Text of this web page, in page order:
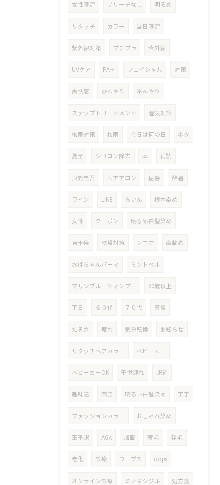
女性限定 ブリーチなし 明るめ
リタッチ カラー 当日限定
紫外線対策 プチプラ 紫外線
UVケア PA＋ フェイシャル 対策
爽快感 ひんやり 冷んやり
ステップトリートメント 湿気対策
梅雨対策 梅雨 今日は何の日 ネタ
夏至 シリコン除去 本 再読
東野圭吾 ヘアアロン 猛暑 酷暑
ライン LINE らいん 根本染め
女性 クーポン 明るめ白髪染め
東十条 乾燥対策 シニア 高齢者
おばちゃんパーマ ミントベル
マリンブルーシャンプー 60歳以上
平日 ６０代 ７０代 真夏
だるさ 疲れ 気分転換 お知らせ
リタッチヘアカラー ベビーカー
ベビーカーOK 子供連れ 駅近
趣味活 国宝 明るい白髪染め 王子
ファッションカラー おしゃれ染め
王子駅 AGA 加齢 薄毛 発毛
老化 診療 ウープス oops
オンライン診療 ミノキシジル 処方箋